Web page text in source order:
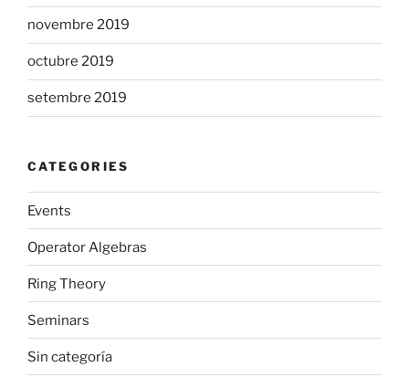
novembre 2019
octubre 2019
setembre 2019
CATEGORIES
Events
Operator Algebras
Ring Theory
Seminars
Sin categoría